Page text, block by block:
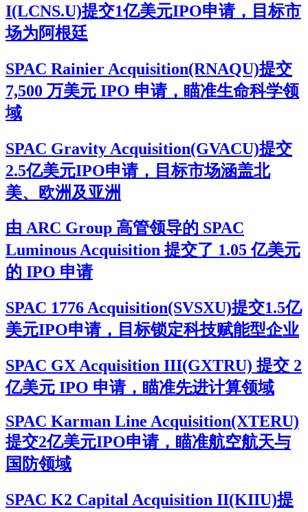
I(LCNS.U)提交1亿美元IPO申请，目标市
场为阿根廷
SPAC Rainier Acquisition(RNAQU)提交
7,500 万美元 IPO 申请，瞄准生命科学领
域
SPAC Gravity Acquisition(GVACU)提交
2.5亿美元IPO申请，目标市场涵盖北
美、欧洲及亚洲
由 ARC Group 高管领导的 SPAC
Luminous Acquisition 提交了 1.05 亿美元
的 IPO 申请
SPAC 1776 Acquisition(SVSXU)提交1.5亿
美元IPO申请，目标锁定科技赋能型企业
SPAC GX Acquisition III(GXTRU) 提交 2
亿美元 IPO 申请，瞄准先进计算领域
SPAC Karman Line Acquisition(XTERU)
提交2亿美元IPO申请，瞄准航空航天与
国防领域
SPAC K2 Capital Acquisition II(KIIU)提